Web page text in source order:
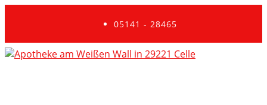
05141 - 28465